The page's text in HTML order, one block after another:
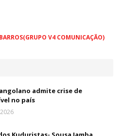
V4 COMUNICAÇÃO)
admite crise de
no país